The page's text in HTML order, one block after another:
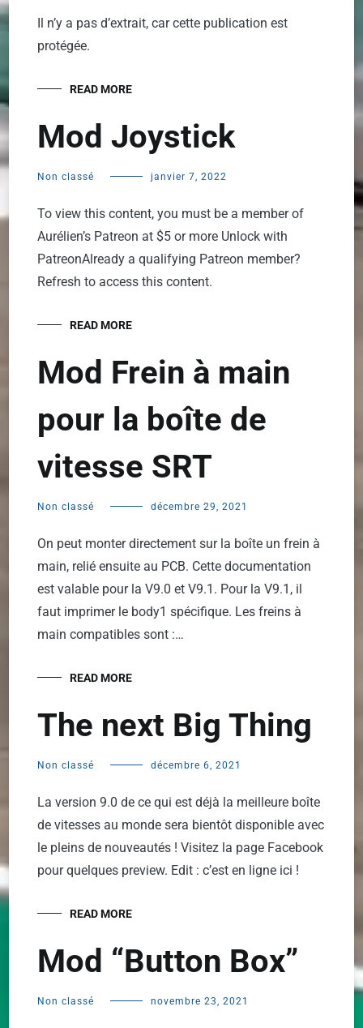
Il n’y a pas d’extrait, car cette publication est
protégée.
READ MORE
Mod Joystick
Non classé janvier 7, 2022
To view this content, you must be a member of
Aurélien’s Patreon at $5 or more Unlock with
PatreonAlready a qualifying Patreon member?
Refresh to access this content.
READ MORE
Mod Frein à main
pour la boîte de
vitesse SRT
Non classé décembre 29, 2021
On peut monter directement sur la boîte un frein à
main, relié ensuite au PCB. Cette documentation
est valable pour la V9.0 et V9.1. Pour la V9.1, il
faut imprimer le body1 spécifique. Les freins à
main compatibles sont :…
READ MORE
The next Big Thing
Non classé décembre 6, 2021
La version 9.0 de ce qui est déjà la meilleure boîte
de vitesses au monde sera bientôt disponible avec
le pleins de nouveautés ! Visitez la page Facebook
pour quelques preview. Edit : c’est en ligne ici !
READ MORE
Mod “Button Box”
Non classé novembre 23, 2021